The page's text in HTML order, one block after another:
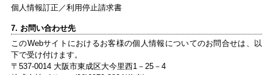
個人情報訂正／利用停止請求書
7. お問い合わせ先
このWebサイトにおけるお客様の個人情報についてのお問合せは、以
下で受け付けます。
〒537-0014 大阪市東成区大今里西1－25－4